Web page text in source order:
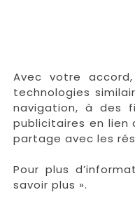
Avec votre
technologies
navigation, à des
publicitaires en lien
partage avec les
Pour plus
savoir plus ».